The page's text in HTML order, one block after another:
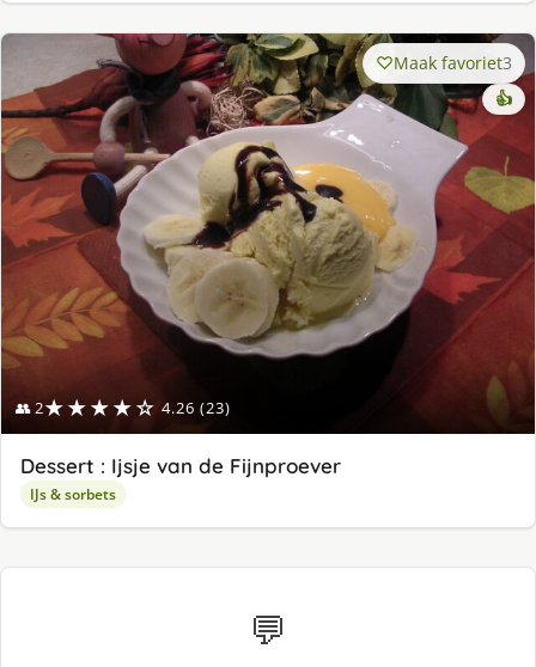
👥 2★★★★☆ 4.26 (23)
Maak favoriet3
👍
Dessert : Ijsje van de Fijnproever
IJs & sorbets
💬